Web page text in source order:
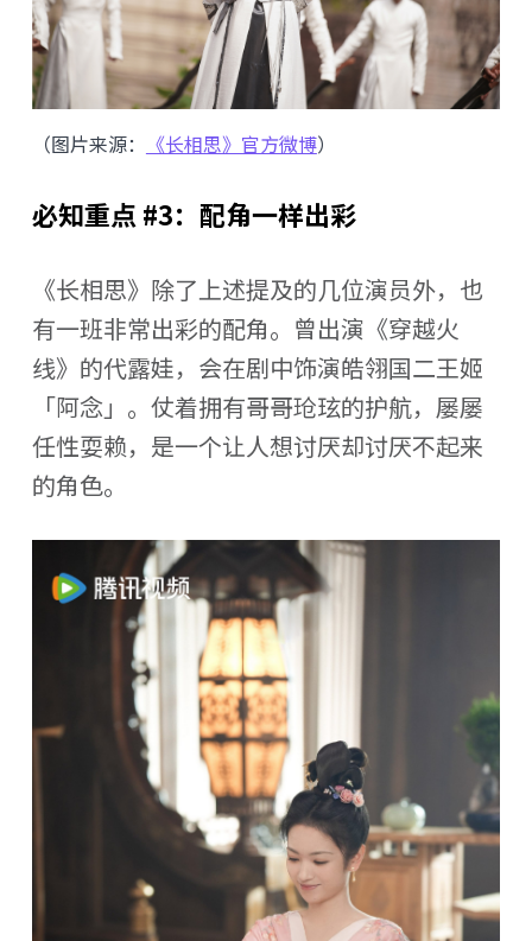
（图片来源： 《长相思》官方微博）
必知重点 #3：配角一样出彩
《长相思》除了上述提及的几位演员外，也
有一班非常出彩的配角。曾出演《穿越火
线》的代露娃，会在剧中饰演皓翎国二王姬
「阿念」。仗着拥有哥哥玱玹的护航，屡屡
任性耍赖，是一个让人想讨厌却讨厌不起来
的角色。